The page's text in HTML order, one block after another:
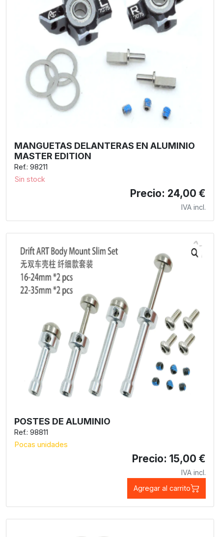
MANGUETAS DELANTERAS EN ALUMINIO
MASTER EDITION
Ref.: 98211
Sin stock
Precio: 24,00 €
IVA incl.
POSTES DE ALUMINIO
Ref.: 98811
Pocas unidades
Precio: 15,00 €
IVA incl.
Agregar al carrito